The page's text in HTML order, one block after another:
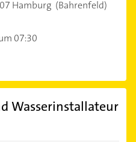
Hamburg (Bahrenfeld)
07:30
Wasserinstallateur